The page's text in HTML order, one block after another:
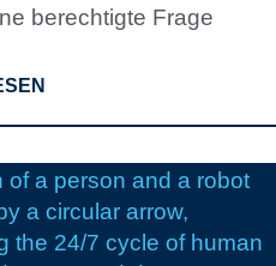
berechtigte Frage